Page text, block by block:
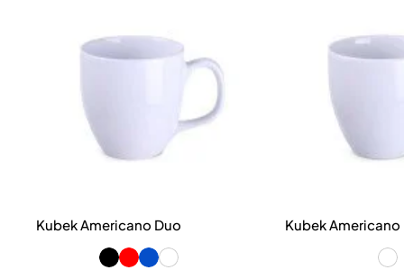
Kubek Americano Duo Kubek Americano